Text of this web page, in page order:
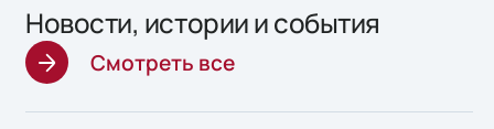
Новости, истории и события
Смотреть все